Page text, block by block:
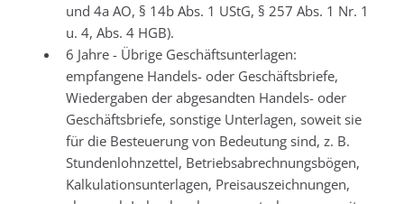
und 4a AO, § 14b Abs. 1 UStG, § 257 Abs. 1 Nr. 1
u. 4, Abs. 4 HGB).
6 Jahre - Übrige Geschäftsunterlagen:
empfangene Handels- oder Geschäftsbriefe,
Wiedergaben der abgesandten Handels- oder
Geschäftsbriefe, sonstige Unterlagen, soweit sie
für die Besteuerung von Bedeutung sind, z. B.
Stundenlohnzettel, Betriebsabrechnungsbögen,
Kalkulationsunterlagen, Preisauszeichnungen,